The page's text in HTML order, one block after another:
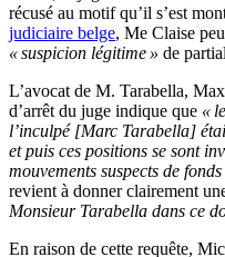
récusé au motif qu’il s’est
judiciaire belge, Me Claise
« suspicion légitime » de
L’avocat de M. Tarabella,
d’arrêt du juge indique que «
l’inculpé [Marc Tarabella]
et puis ces positions se sont
mouvements suspects de
revient à donner clairement
Monsieur Tarabella dans ce
En raison de cette requête,